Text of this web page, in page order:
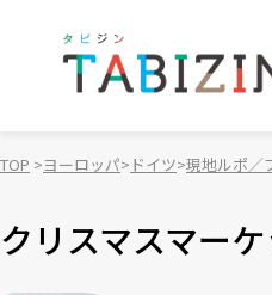
TOP ヨーロッパ ドイツ 現地ルポ／
クリスマスマー